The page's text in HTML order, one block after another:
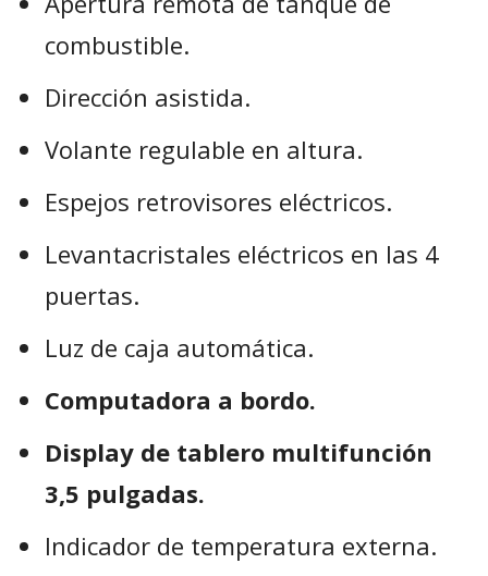
combustible.
Dirección asistida.
Volante regulable en altura.
Espejos retrovisores eléctricos.
Levantacristales eléctricos en las 4
puertas.
Luz de caja automática.
Computadora a bordo.
Display de tablero multifunción
3,5 pulgadas.
Indicador de temperatura externa.